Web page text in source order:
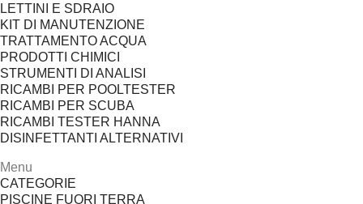
LETTINI E SDRAIO
KIT DI MANUTENZIONE
TRATTAMENTO ACQUA
PRODOTTI CHIMICI
STRUMENTI DI ANALISI
RICAMBI PER POOLTESTER
RICAMBI PER SCUBA
RICAMBI TESTER HANNA
DISINFETTANTI ALTERNATIVI
Menu
CATEGORIE
PISCINE FUORI TERRA